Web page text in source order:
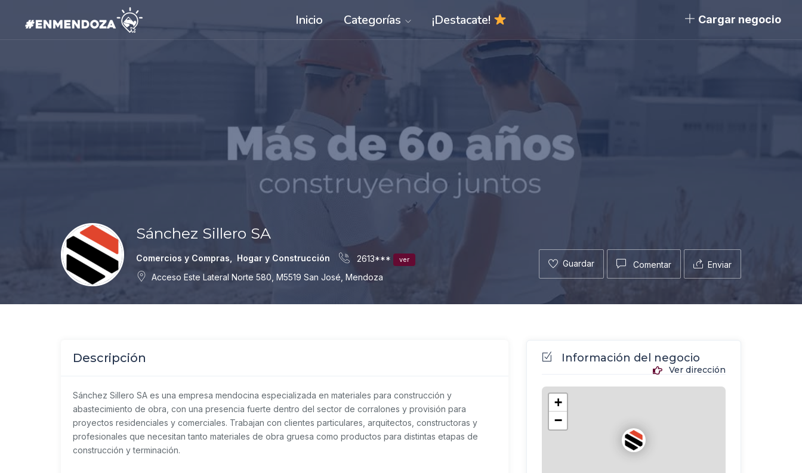
Inicio Categorías ¡Destacate! Cargar negocio
Sánchez Sillero SA
Comercios y Compras Hogar y Construcción 2613*** ver
Acceso Este Lateral Norte 580, M5519 San José, Mendoza
Guardar Comentar Enviar
Descripción
Sánchez Sillero SA es una empresa mendocina especializada en materiales para construcción y
abastecimiento de obra, con una presencia fuerte dentro del sector de corralones y provisión para
proyectos residenciales y comerciales. Trabajan con clientes particulares, arquitectos, constructoras y
profesionales que necesitan tanto materiales de obra gruesa como productos para distintas etapas de
construcción y terminación.
Información del negocio
Ver dirección
+
−